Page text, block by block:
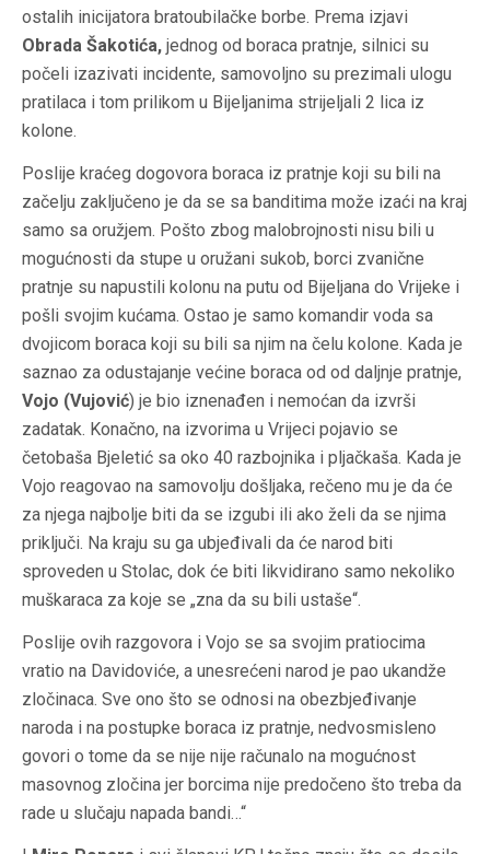
ostalih inicijatora bratoubilačke borbe. Prema izjavi
Obrada Šakotića, jednog od boraca pratnje, silnici su
počeli izazivati incidente, samovoljno su prezimali ulogu
pratilaca i tom prilikom u Bijeljanima strijeljali 2 lica iz
kolone.
Poslije kraćeg dogovora boraca iz pratnje koji su bili na
začelju zaključeno je da se sa banditima može izaći na kraj
samo sa oružjem. Pošto zbog malobrojnosti nisu bili u
mogućnosti da stupe u oružani sukob, borci zvanične
pratnje su napustili kolonu na putu od Bijeljana do Vrijeke i
pošli svojim kućama. Ostao je samo komandir voda sa
dvojicom boraca koji su bili sa njim na čelu kolone. Kada je
saznao za odustajanje većine boraca od od daljnje pratnje,
Vojo (Vujović) je bio iznenađen i nemoćan da izvrši
zadatak. Konačno, na izvorima u Vrijeci pojavio se
četobaša Bjeletić sa oko 40 razbojnika i pljačkaša. Kada je
Vojo reagovao na samovolju došljaka, rečeno mu je da će
za njega najbolje biti da se izgubi ili ako želi da se njima
priključi. Na kraju su ga ubjeđivali da će narod biti
sproveden u Stolac, dok će biti likvidirano samo nekoliko
muškaraca za koje se „zna da su bili ustaše“.
Poslije ovih razgovora i Vojo se sa svojim pratiocima
vratio na Davidoviće, a unesrećeni narod je pao ukandže
zločinaca. Sve ono što se odnosi na obezbjeđivanje
naroda i na postupke boraca iz pratnje, nedvosmisleno
govori o tome da se nije nije računalo na mogućnost
masovnog zločina jer borcima nije predočeno što treba da
rade u slučaju napada bandi…“